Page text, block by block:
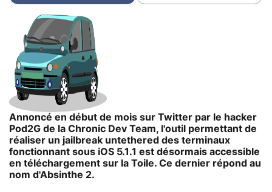
Annoncé en début de mois sur Twitter par le hacker
Pod2G de la Chronic Dev Team, l'outil permettant de
réaliser un jailbreak untethered des terminaux
fonctionnant sous iOS 5.1.1 est désormais accessible
en téléchargement sur la Toile. Ce dernier répond au
nom d'Absinthe 2.